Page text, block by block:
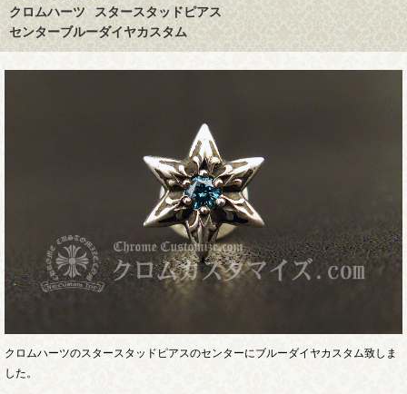
クロムハーツ
スタースタッドピアス
センターブルーダイヤカスタム
クロムハーツのスタースタッドピアスのセンターにブルーダイヤカスタム致しま
した。